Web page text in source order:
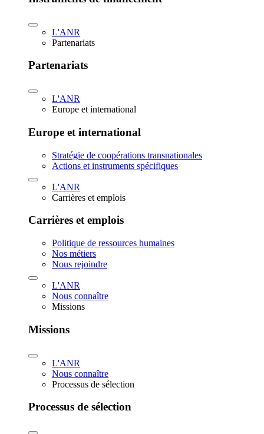
L'ANR
Partenariats
Partenariats
L'ANR
Europe et international
Europe et international
Stratégie de coopérations transnationales
Actions et instruments spécifiques
L'ANR
Carrières et emplois
Carrières et emplois
Politique de ressources humaines
Nos métiers
Nous rejoindre
L'ANR
Nous connaître
Missions
Missions
L'ANR
Nous connaître
Processus de sélection
Processus de sélection